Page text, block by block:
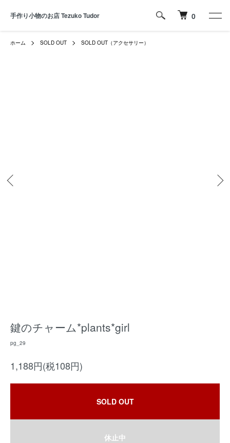
手作り小物のお店 Tezuko Tudor 0
ホーム SOLD OUT SOLD OUT（アクセサリー）
鍵のチャーム*plants*girl
pg_29
1,188円(税108円)
SOLD OUT
休止中